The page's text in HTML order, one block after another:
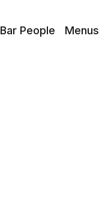
Bar People Menus